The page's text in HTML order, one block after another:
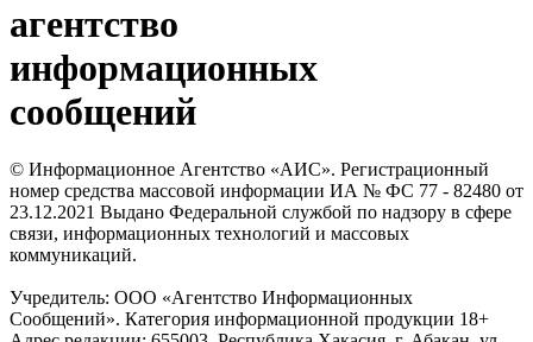
агентство
информационных
сообщений
© Информационное Агентство «АИС». Регистрационный
номер средства массовой информации ИА № ФС 77 - 82480 от
23.12.2021 Выдано Федеральной службой по надзору в сфере
связи, информационных технологий и массовых
коммуникаций.
Учредитель: ООО «Агентство Информационных
Сообщений». Категория информационной продукции 18+